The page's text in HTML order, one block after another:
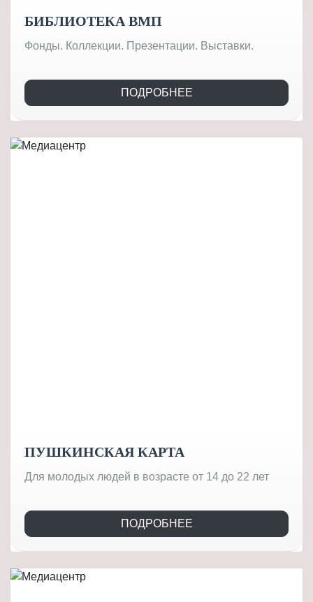
БИБЛИОТЕКА ВМП
Фонды. Коллекции. Презентации. Выставки.
ПОДРОБНЕЕ
ПУШКИНСКАЯ КАРТА
Для молодых людей в возрасте от 14 до 22 лет
ПОДРОБНЕЕ